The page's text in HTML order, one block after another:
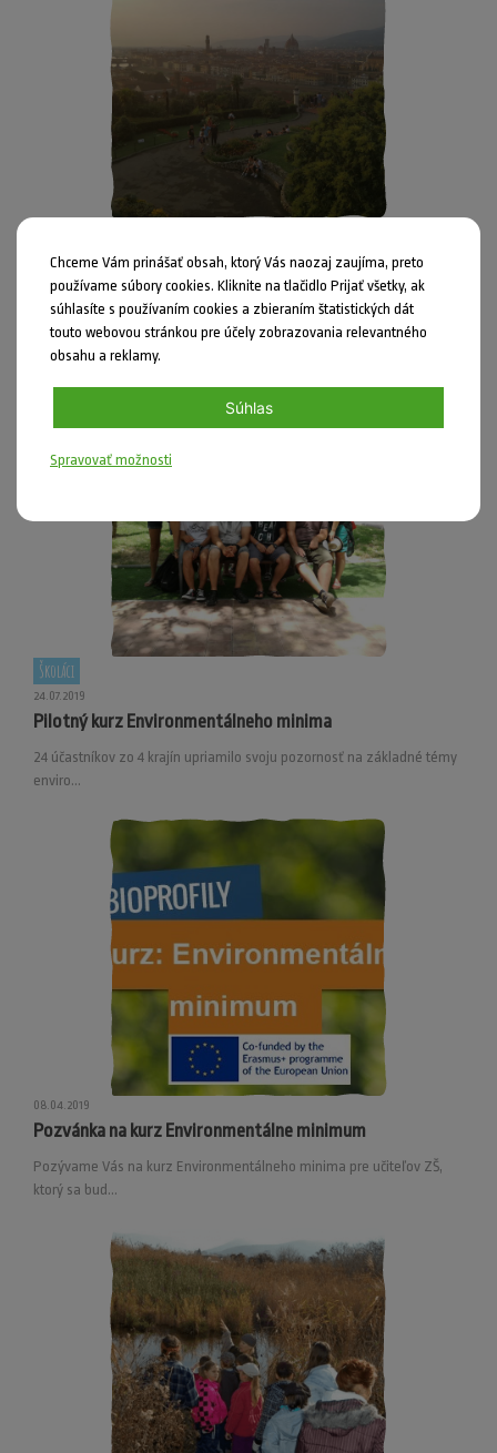
25.09.2019
Bioprofily v Toskánsku
Srdce Toskánska hostilo ďalších záujemcov o rozvoj v oblasti
environmentáln...
Školáci
24.07.2019
Pilotný kurz Environmentálneho minima
24 účastníkov zo 4 krajín upriamilo svoju pozornosť na základné témy
enviro...
08.04.2019
Pozvánka na kurz Environmentálne minimum
Pozývame Vás na kurz Environmentálneho minima pre učiteľov ZŠ,
ktorý sa bud...
Chceme Vám prinášať obsah, ktorý Vás naozaj zaujíma, preto
používame súbory cookies. Kliknite na tlačidlo Prijať všetky, ak
súhlasíte s používaním cookies a zbieraním štatistických dát
touto webovou stránkou pre účely zobrazovania relevantného
obsahu a reklamy.
Súhlas
Spravovať možnosti